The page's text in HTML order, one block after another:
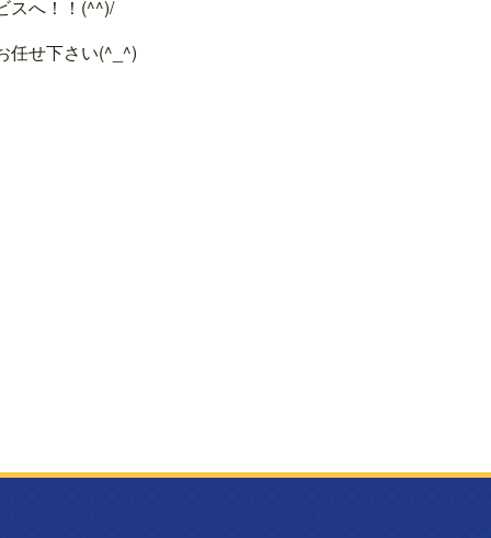
スへ！！(^^)/
任せ下さい(^_^)